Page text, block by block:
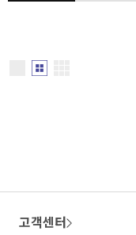
원피스
니트
고객센터